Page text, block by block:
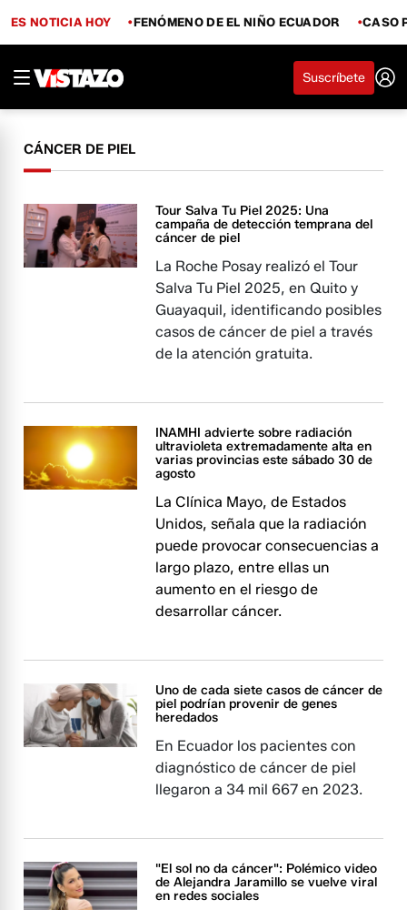
ES NOTICIA HOY FENÓMENO DE EL NIÑO ECUADOR CASO
Suscríbete
CÁNCER DE PIEL
Tour Salva Tu Piel 2025: Una
campaña de detección temprana del
cáncer de piel
La Roche Posay realizó el Tour
Salva Tu Piel 2025, en Quito y
Guayaquil, identificando posibles
casos de cáncer de piel a través
de la atención gratuita.
INAMHI advierte sobre radiación
ultravioleta extremadamente alta en
varias provincias este sábado 30 de
agosto
La Clínica Mayo, de Estados
Unidos, señala que la radiación
puede provocar consecuencias a
largo plazo, entre ellas un
aumento en el riesgo de
desarrollar cáncer.
Uno de cada siete casos de cáncer de
piel podrían provenir de genes
heredados
En Ecuador los pacientes con
diagnóstico de cáncer de piel
llegaron a 34 mil 667 en 2023.
"El sol no da cáncer": Polémico video
de Alejandra Jaramillo se vuelve viral
en redes sociales